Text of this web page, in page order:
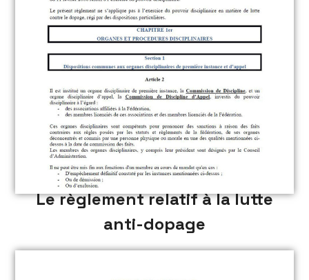
Le règlement relatif à la lutte
anti-dopage